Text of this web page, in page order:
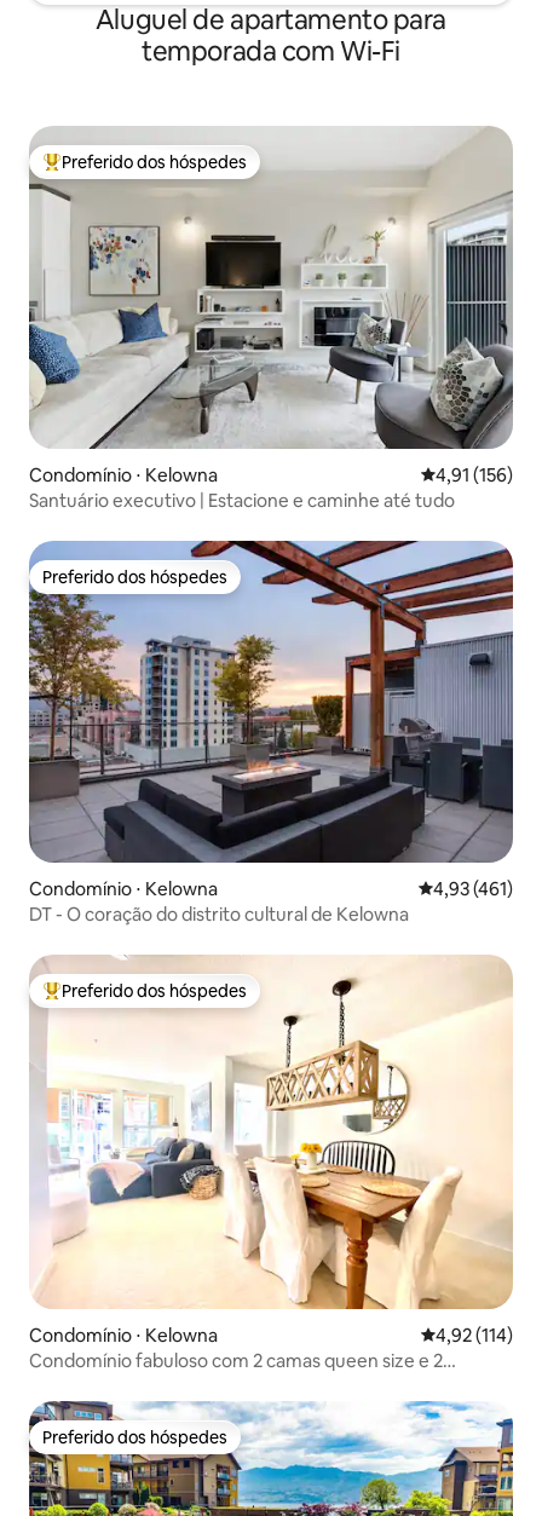
Aluguel de apartamento para
temporada com Wi-Fi
Entre os melhores preferidos dos hóspedes
Preferido dos hóspedes
Condomínio ⋅ Kelowna 4,91 de uma
4,91 (156)
Santuário executivo | Estacione e caminhe até tudo
Preferido dos hóspedes
Preferido dos hóspedes
Condomínio ⋅ Kelowna 4,93 de uma
4,93 (461)
DT - O coração do distrito cultural de Kelowna
Entre os melhores preferidos dos hóspedes
Preferido dos hóspedes
Condomínio ⋅ Kelowna 4,92 de uma
4,92 (114)
Condomínio fabuloso com 2 camas queen size e 2
Preferido dos hóspedes
Preferido dos hóspedes